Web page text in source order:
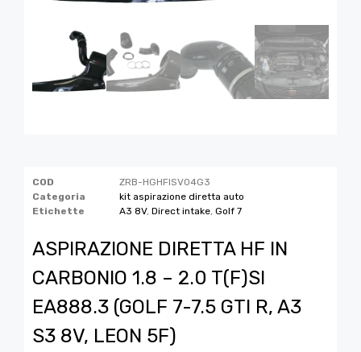
COD
ZRB-HGHFISV04G3
Categoria
kit aspirazione diretta auto
Etichette
A3 8V, Direct intake Golf 7
ASPIRAZIONE DIRETTA HF IN
CARBONIO 1.8 – 2.0 T(F)SI
EA888.3 (GOLF 7-7.5 GTI R, A3
S3 8V, LEON 5F)